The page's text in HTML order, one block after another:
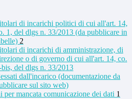
di incarichi politici di cui all'art. 14,
1, del dlgs n. 33/2013 (da pubblicare in
2
di incarichi di amministrazione, di
o di governo di cui all'art. 14, co.
bis, del dlgs n. 33/2013
dall'incarico (documentazione da
sul sito web)
per mancata comunicazione dei dati 1